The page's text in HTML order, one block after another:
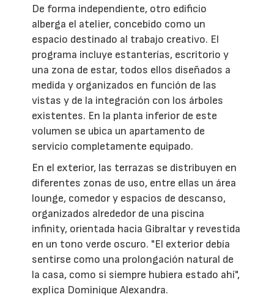
De forma independiente, otro edificio
alberga el atelier, concebido como un
espacio destinado al trabajo creativo. El
programa incluye estanterías, escritorio y
una zona de estar, todos ellos diseñados a
medida y organizados en función de las
vistas y de la integración con los árboles
existentes. En la planta inferior de este
volumen se ubica un apartamento de
servicio completamente equipado.
En el exterior, las terrazas se distribuyen en
diferentes zonas de uso, entre ellas un área
lounge, comedor y espacios de descanso,
organizados alrededor de una piscina
infinity, orientada hacia Gibraltar y revestida
en un tono verde oscuro. "El exterior debía
sentirse como una prolongación natural de
la casa, como si siempre hubiera estado ahí",
explica Dominique Alexandra.